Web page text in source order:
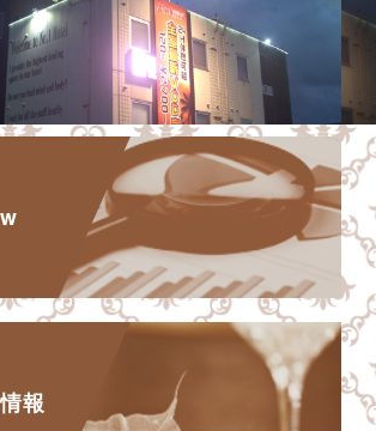
INFORMATION
報